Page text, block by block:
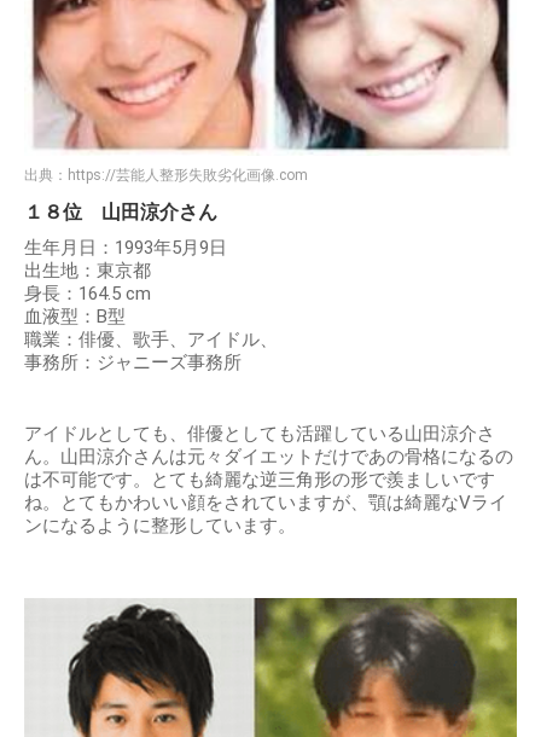
出典： https://芸能人整形失敗劣化画像.com
１８位 山田涼介さん
生年月日：1993年5月9日
出生地：東京都
身長：164.5 cm
血液型：B型
職業：俳優、歌手、アイドル、
事務所：ジャニーズ事務所
アイドルとしても、俳優としても活躍している山田涼介さ
ん。山田涼介さんは元々ダイエットだけであの骨格になるの
は不可能です。とても綺麗な逆三角形の形で羨ましいです
ね。とてもかわいい顔をされていますが、顎は綺麗なVライ
ンになるように整形しています。